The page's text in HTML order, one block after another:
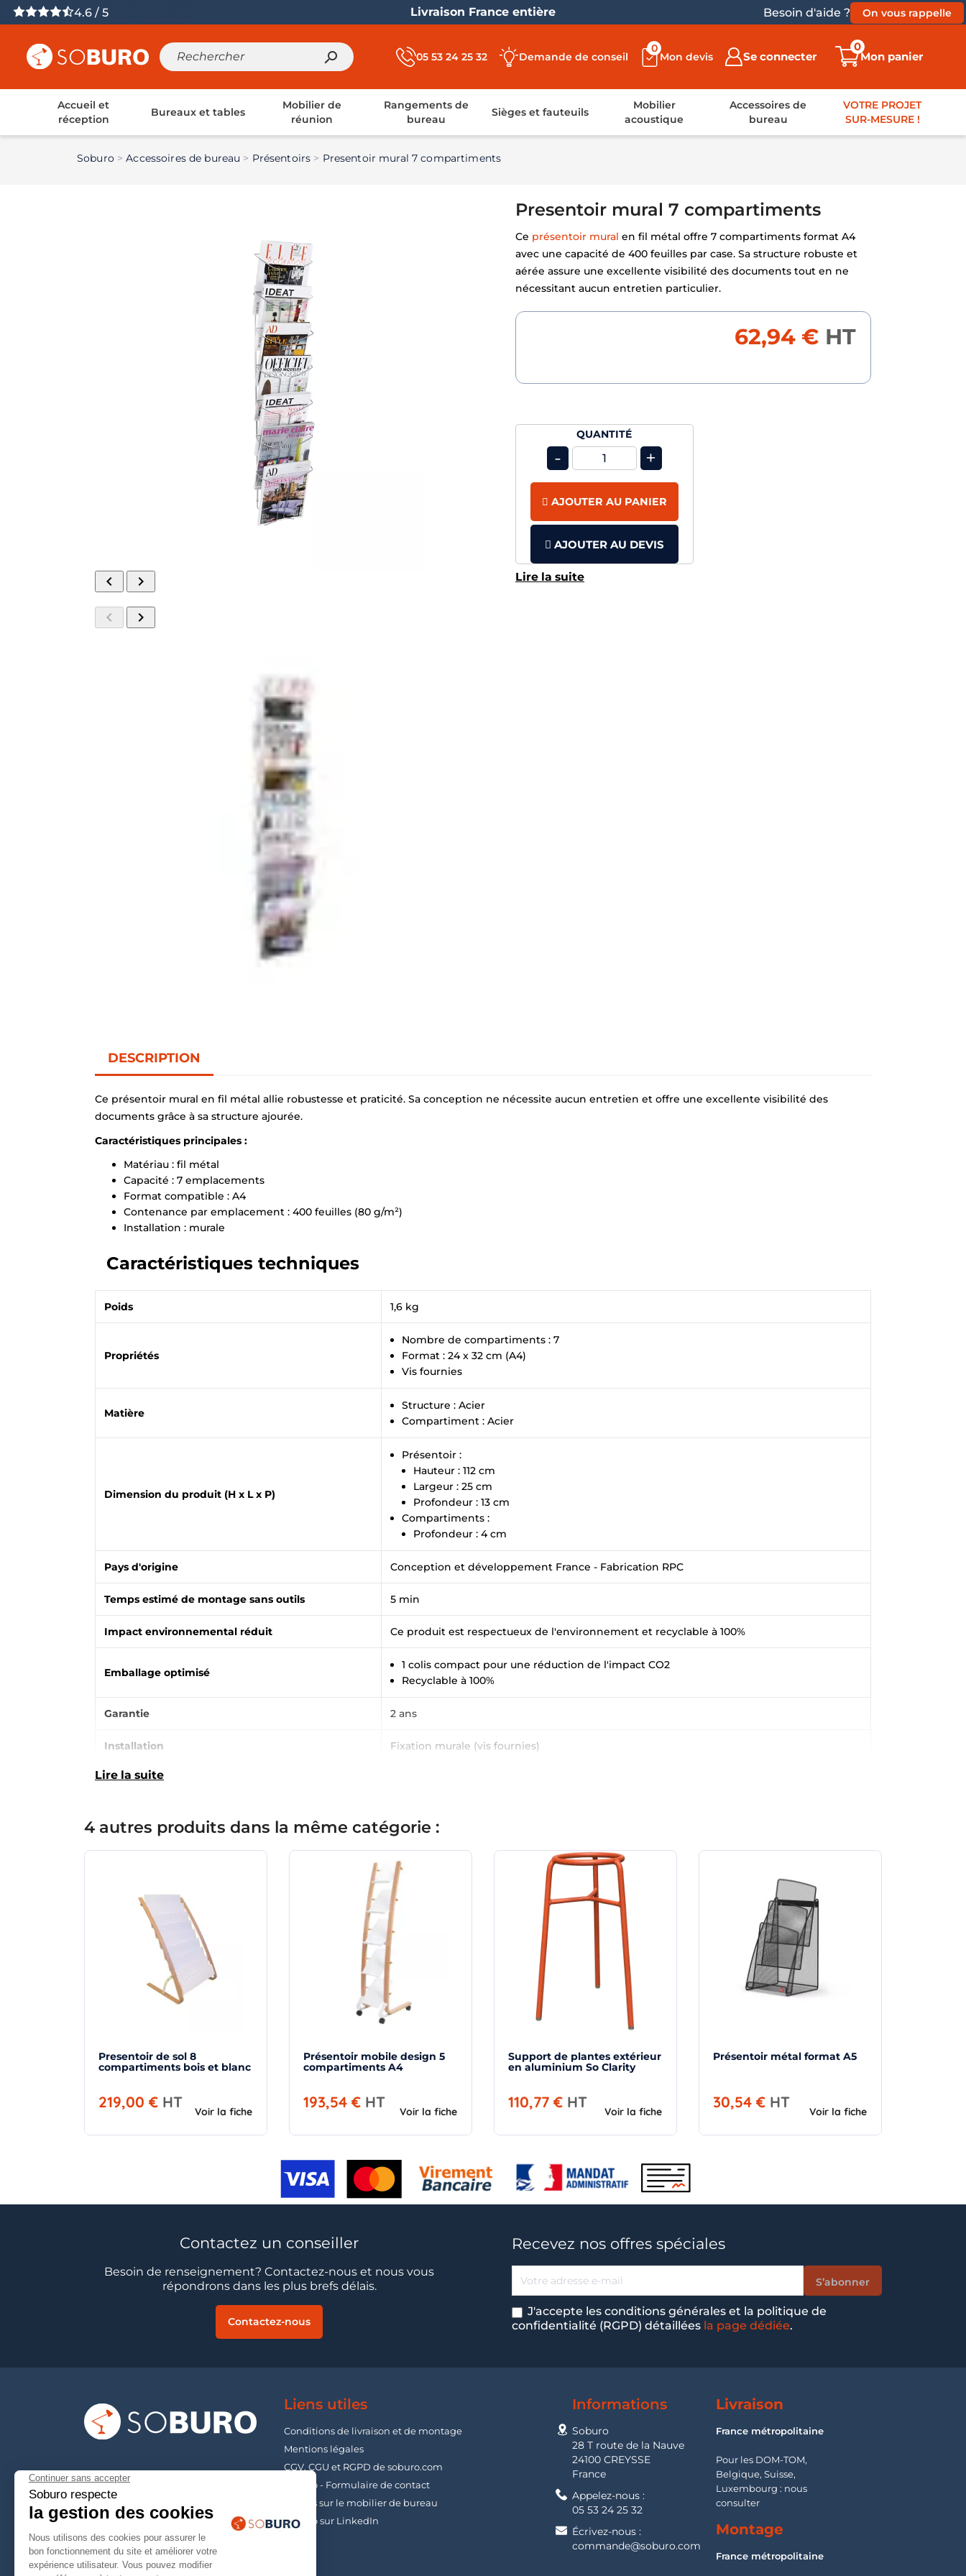
4.6 / 5 Livraison France entière Besoin d'aide ? On vous rappelle
Demande de rappel ×
search 05 53 24 25 32 Demande de conseil Mon devis
0
Se connecter Mon panier
0
Accueil et
réception
Bureaux et tables
Mobilier de
réunion
Rangements de
bureau
Sièges et fauteuils
Mobilier
acoustique
Accessoires de
bureau
VOTRE PROJET
SUR-MESURE !
Soburo Accessoires de bureau Présentoirs Presentoir mural 7 compartiments
 
 
Presentoir mural 7 compartiments
Ce présentoir mural en fil métal offre 7 compartiments format A4
avec une capacité de 400 feuilles par case. Sa structure robuste et
aérée assure une excellente visibilité des documents tout en ne
nécessitant aucun entretien particulier.
Lire la suite
62,94 € HT
QUANTITÉ
- +
AJOUTER AU PANIER
AJOUTER AU DEVIS
DESCRIPTION
Ce présentoir mural en fil métal allie robustesse et praticité. Sa conception ne nécessite aucun entretien et offre une excellente visibilité des
documents grâce à sa structure ajourée.
Caractéristiques principales :
Matériau : fil métal
Capacité : 7 emplacements
Format compatible : A4
Contenance par emplacement : 400 feuilles (80 g/m²)
Installation : murale
Caractéristiques techniques
Poids 1,6 kg
Propriétés
Nombre de compartiments : 7
Format : 24 x 32 cm (A4)
Vis fournies
Matière
Structure : Acier
Compartiment : Acier
Dimension du produit (H x L x P)
Présentoir :
Hauteur : 112 cm
Largeur : 25 cm
Profondeur : 13 cm
Compartiments :
Profondeur : 4 cm
Pays d'origine Conception et développement France - Fabrication RPC
Temps estimé de montage sans outils 5 min
Impact environnemental réduit Ce produit est respectueux de l'environnement et recyclable à 100%
Emballage optimisé
1 colis compact pour une réduction de l'impact CO2
Recyclable à 100%
Garantie 2 ans
Installation Fixation murale (vis fournies)
Lire la suite
4 autres produits dans la même catégorie :
Presentoir de sol 8
compartiments bois et blanc
219,00 € HT
Voir la fiche
Présentoir mobile design 5
compartiments A4
193,54 € HT
Voir la fiche
Support de plantes extérieur
en aluminium So Clarity
110,77 € HT
Voir la fiche
Présentoir métal format A5
30,54 € HT
Voir la fiche
Contactez un conseiller
Besoin de renseignement? Contactez-nous et nous vous
répondrons dans les plus brefs délais.
Contactez-nous
Recevez nos offres spéciales
J'accepte les conditions générales et la politique de
confidentialité (RGPD) détaillées la page dédiée.
Liens utiles
Conditions de livraison et de montage
Mentions légales
CGV, CGU et RGPD de soburo.com
Soburo - Formulaire de contact
Guides sur le mobilier de bureau
Soburo sur LinkedIn
Informations
Soburo
28 T route de la Nauve
24100 CREYSSE
France
Appelez-nous :
05 53 24 25 32
Écrivez-nous :
commande@soburo.com
Livraison
France métropolitaine
Pour les DOM-TOM,
Belgique, Suisse,
Luxembourg : nous
consulter
Montage
France métropolitaine